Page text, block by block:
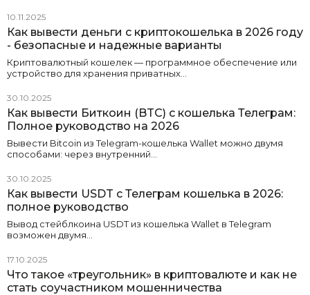
10.11.2025
Как вывести деньги с криптокошелька в 2026 году
- безопасные и надежные варианты
Криптовалютный кошелек — программное обеспечение или
устройство для хранения приватных…
30.10.2025
Как вывести Биткоин (BTC) с кошелька Телеграм:
Полное руководство на 2026
Вывести Bitcoin из Telegram-кошелька Wallet можно двумя
способами: через внутренний…
30.10.2025
Как вывести USDT с Телеграм кошелька в 2026:
полное руководство
Вывод стейблкоина USDT из кошелька Wallet в Telegram
возможен двумя…
17.10.2025
Что такое «треугольник» в криптовалюте и как не
стать соучастником мошенничества